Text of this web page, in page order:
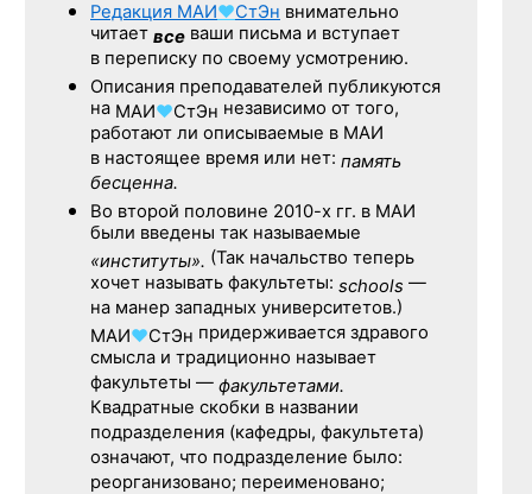
Редакция МАИ♥СтЭн внимательно
читает все ваши письма и вступает
в переписку по своему усмотрению.
Описания преподавателей публикуются
на МАИ♥СтЭн независимо от того,
работают ли описываемые в МАИ
в настоящее время или нет: память
бесценна.
Во второй половине 2010-х гг. в МАИ
были введены так называемые
«институты». (Так начальство теперь
хочет называть факультеты: schools —
на манер западных университетов.)
МАИ♥СтЭн придерживается здравого
смысла и традиционно называет
факультеты — факультетами.
Квадратные скобки в названии
подразделения (кафедры, факультета)
означают, что подразделение было:
реорганизовано; переименовано;